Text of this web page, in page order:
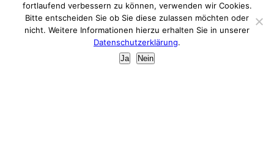
Fr
9-12 Uhr
der
Vereinbarung telefonisch und persönlich für Sie
erreichbar.
info@avericon.de
fortlaufend verbessern zu können, verwenden wir Cookies.
Bitte entscheiden Sie ob Sie diese zulassen möchten oder
nicht. Weitere Informationen hierzu erhalten Sie in unserer
Datenschutzerklärung.
Ja Nein